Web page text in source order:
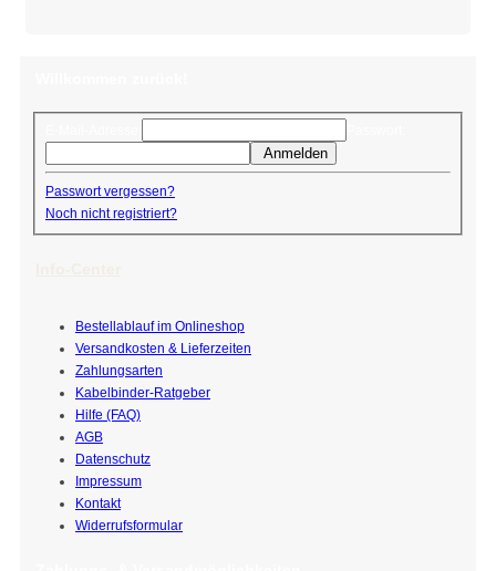
Anmelden
Passwort vergessen?
Noch nicht registriert?
Bestellablauf im Onlineshop
Versandkosten & Lieferzeiten
Zahlungsarten
Kabelbinder-Ratgeber
Hilfe (FAQ)
AGB
Datenschutz
Impressum
Kontakt
Widerrufsformular